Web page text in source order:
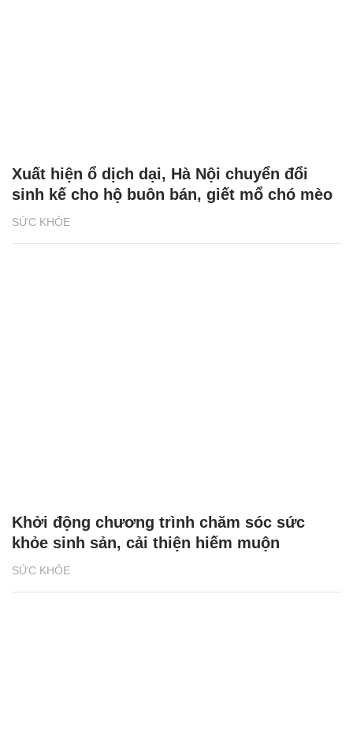
SỨC KHỎE
Xuất hiện ổ dịch dại, Hà Nội chuyển đổi
sinh kế cho hộ buôn bán, giết mổ chó mèo
SỨC KHỎE
Khởi động chương trình chăm sóc sức
khỏe sinh sản, cải thiện hiếm muộn